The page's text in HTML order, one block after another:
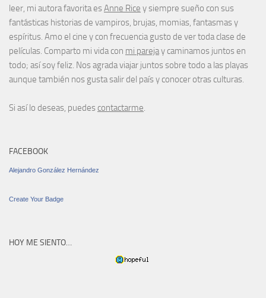
leer, mi autora favorita esAnne Rice y siempre sueño con sus
fantásticas historias de vampiros, brujas, momias, fantasmas y
espíritus. Amo el cine y con frecuencia gusto de ver toda clase de
películas. Comparto mi vida con mi parejay caminamos juntos en
todo; así soy feliz. Nos agrada viajar juntos sobre todo a las playas
aunque también nos gusta salir del país y conocer otras culturas.
Si así lo deseas, puedes contactarme.
FACEBOOK
Alejandro González Hernández
Create Your Badge
HOY ME SIENTO…